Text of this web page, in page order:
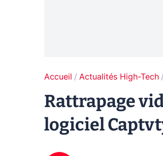
Accueil Actualités High-Tech
Rattrapage
logiciel